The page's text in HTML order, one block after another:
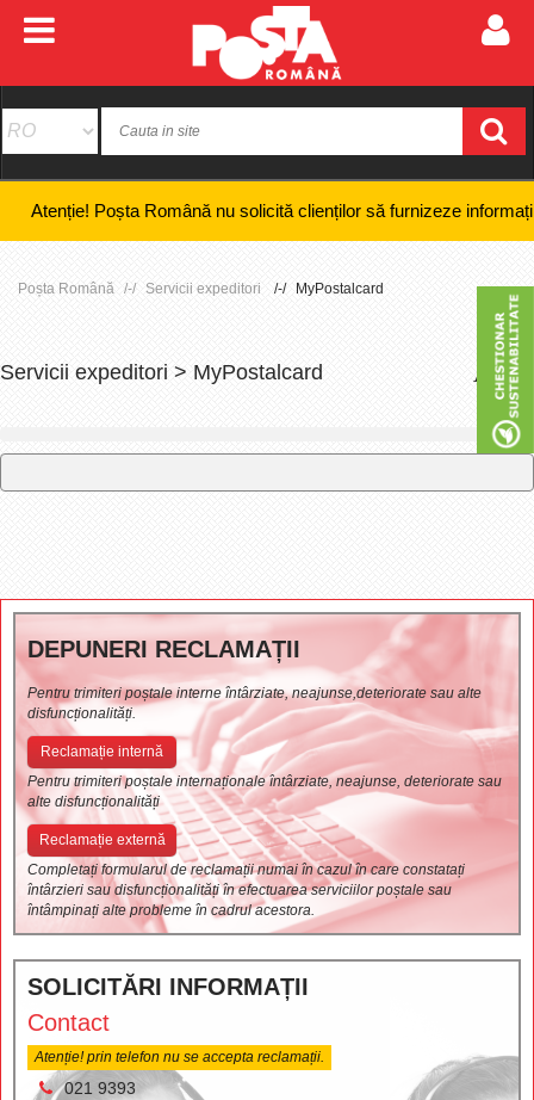
Poșta Română nu solicită clienților să furnizeze informații
Poșta Română Servicii expeditori MyPostalcard
Servicii expeditori > MyPostalcard +
DEPUNERI RECLAMAȚII
Pentru trimiteri poștale interne întârziate, neajunse,deteriorate sau alte
disfuncționalități.
Reclamație internă
Pentru trimiteri poștale internaționale întârziate, neajunse, deteriorate sau
alte disfuncționalități
Reclamație externă
Completați formularul de reclamații numai în cazul în care constatați
întârzieri sau disfuncționalități în efectuarea serviciilor poștale sau
întâmpinați alte probleme în cadrul acestora.
SOLICITĂRI INFORMAȚII
Contact
Atenție! prin telefon nu se accepta reclamații.
021 9393